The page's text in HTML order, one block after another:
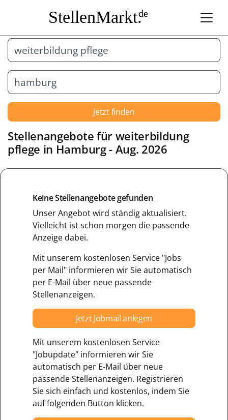
StellenMarkt.de
Jetzt finden
Stellenangebote für weiterbildung
pflege in Hamburg- Aug. 2026
Keine Stellenangebote gefunden
Unser Angebot wird ständig aktualisiert.
Vielleicht ist schon morgen die passende
Anzeige dabei.
Mit unserem kostenlosen Service "Jobs
per Mail" informieren wir Sie automatisch
per E-Mail über neue passende
Stellenanzeigen.
Jetzt Jobmail anlegen
Mit unserem kostenlosen Service
"Jobupdate" informieren wir Sie
automatisch per E-Mail über neue
passende Stellenanzeigen. Registrieren
Sie sich einfach und kostenlos, indem Sie
auf folgenden Button klicken.